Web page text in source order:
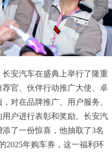
安汽车在盛典上举行了隆重
官、伙伴行动推广大使、卓
对在品牌推广、用户服务、
户进行表彰和奖励。长安汽
了一份惊喜，他抽取了3名
2025年购车券，这一福利环